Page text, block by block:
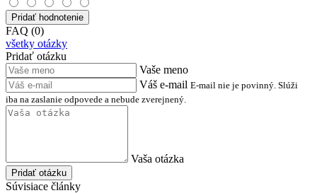
Pridať hodnotenie
FAQ (0)
všetky otázky
Pridať otázku
Vaše meno
Váš e-mail E-mail nie je povinný. Slúži
iba na zaslanie odpovede a nebude zverejnený.
Vaša otázka
Pridať otázku
Súvisiace články